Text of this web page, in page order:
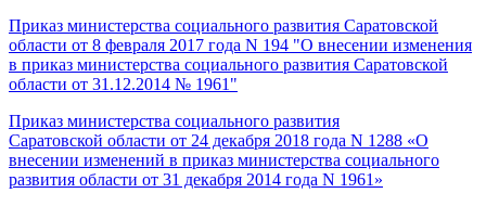
Приказ министерства социального развития Саратовской
области от 8 февраля 2017 года N 194 "О внесении изменения
в приказ министерства социального развития Саратовской
области от 31.12.2014 № 1961"
Приказ министерства социального развития
Саратовской области от 24 декабря 2018 года N 1288 «О
внесении изменений в приказ министерства социального
развития области от 31 декабря 2014 года N 1961»